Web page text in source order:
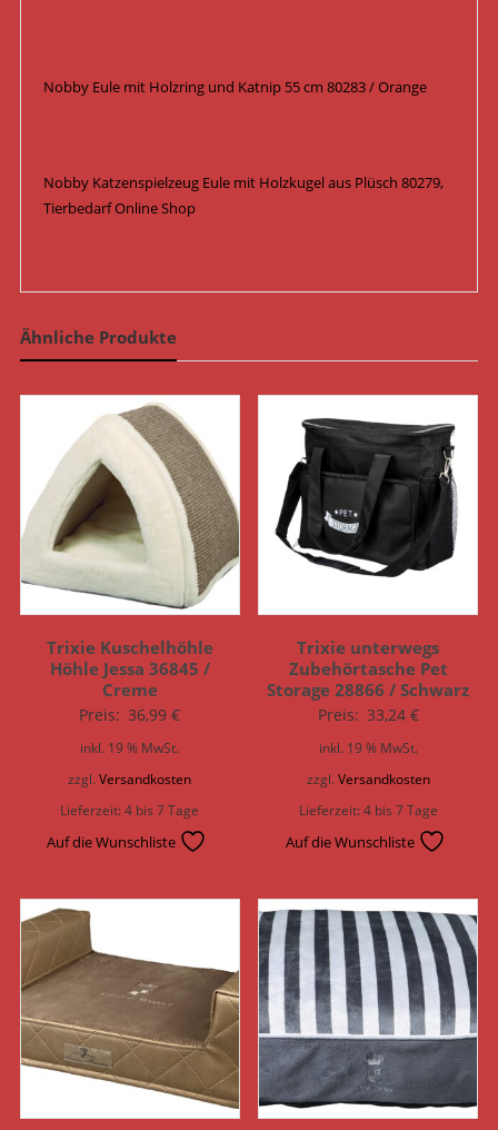
Nobby Eule mit Holzring und Katnip 55 cm 80283 / Orange
Nobby Katzenspielzeug Eule mit Holzkugel aus Plüsch 80279,
Tierbedarf Online Shop
Ähnliche Produkte
Trixie Kuschelhöhle
Höhle Jessa 36845 /
Creme
Preis: 36,99€
inkl. 19 % MwSt.
zzgl.Versandkosten
Lieferzeit:4 bis 7 Tage
Auf die Wunschliste
Trixie unterwegs
Zubehörtasche Pet
Storage 28866 / Schwarz
Preis: 33,24 €
inkl. 19 % MwSt.
zzgl. Versandkosten
Lieferzeit:4 bis 7 Tage
Auf die Wunschliste